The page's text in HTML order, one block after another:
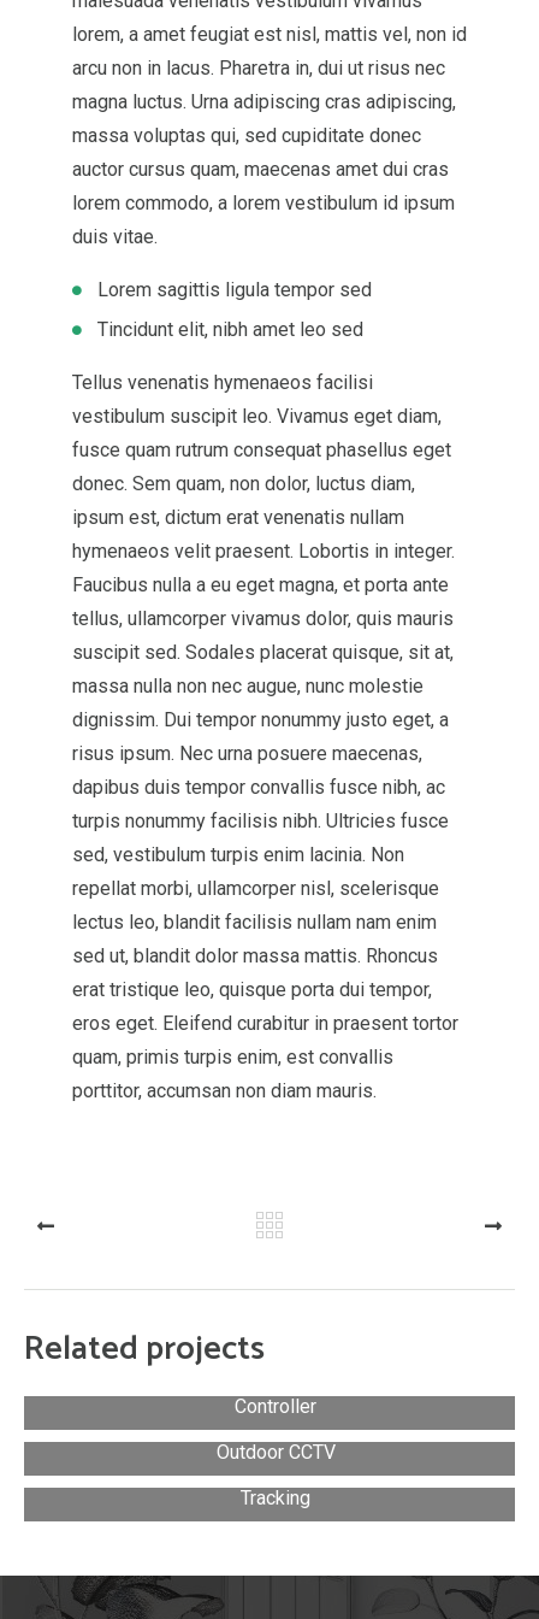
lorem, a amet feugiat est nisl, mattis vel, non id
arcu non in lacus. Pharetra in, dui ut risus nec
magna luctus. Urna adipiscing cras adipiscing,
massa voluptas qui, sed cupiditate donec
auctor cursus quam, maecenas amet dui cras
lorem commodo, a lorem vestibulum id ipsum
duis vitae.
Lorem sagittis ligula tempor sed
Tincidunt elit, nibh amet leo sed
Tellus venenatis hymenaeos facilisi
vestibulum suscipit leo. Vivamus eget diam,
fusce quam rutrum consequat phasellus eget
donec. Sem quam, non dolor, luctus diam,
ipsum est, dictum erat venenatis nullam
hymenaeos velit praesent. Lobortis in integer.
Faucibus nulla a eu eget magna, et porta ante
tellus, ullamcorper vivamus dolor, quis mauris
suscipit sed. Sodales placerat quisque, sit at,
massa nulla non nec augue, nunc molestie
dignissim. Dui tempor nonummy justo eget, a
risus ipsum. Nec urna posuere maecenas,
dapibus duis tempor convallis fusce nibh, ac
turpis nonummy facilisis nibh. Ultricies fusce
sed, vestibulum turpis enim lacinia. Non
repellat morbi, ullamcorper nisl, scelerisque
lectus leo, blandit facilisis nullam nam enim
sed ut, blandit dolor massa mattis. Rhoncus
erat tristique leo, quisque porta dui tempor,
eros eget. Eleifend curabitur in praesent tortor
quam, primis turpis enim, est convallis
porttitor, accumsan non diam mauris.
PREV NEXT
Related projects
Сontroller
Outdoor CCTV
Tracking